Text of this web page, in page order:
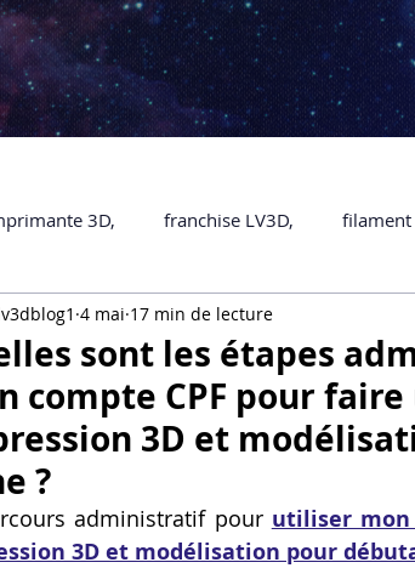
3D, franchise LV3D, filament
la demande Accessoires
3D Formation impression 3D
Refaire une piece en 3D Formation
sont les étapes
compte CPF pour
3D et
?
4 mai 17 min de lecture
administratif pour utiliser mon
3D et modélisation pour